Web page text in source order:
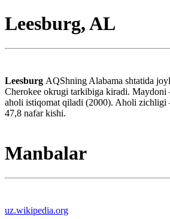
Leesburg, AL
Leesburg AQShning Alabama shtatida
Cherokee okrugi tarkibiga kiradi.
aholi istiqomat qiladi (2000). Aholi zichligi
47,8 nafar kishi.
Manbalar
uz.wikipedia.org